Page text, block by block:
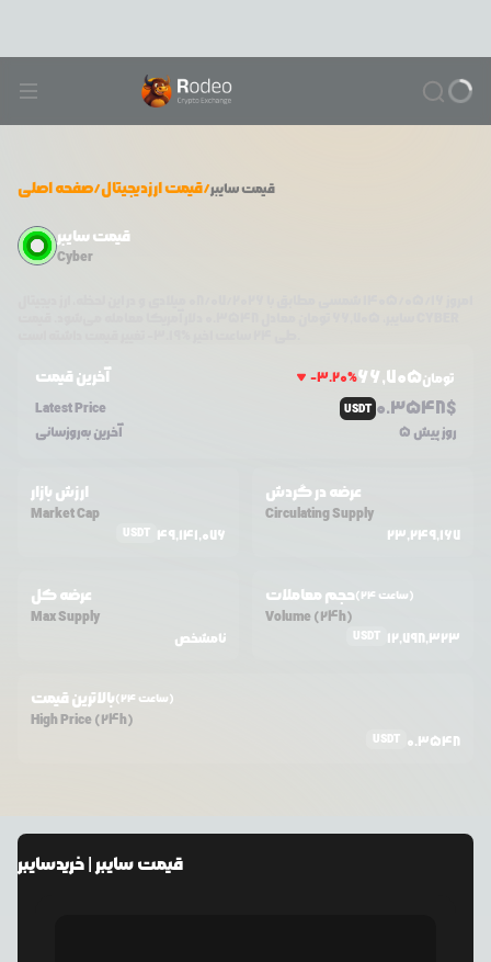
صفحه اصلی/قیمت ارزدیجیتال/ قیمتسایبر
قیمت سایبر
Cyber
آخرین قیمت -3.20%66,705تومان
Latest Price
USDT 0.3548$
آخرین به‌روزسانی 5 روز پیش
ارزش بازار
Market Cap
USDT 49,141,076
عرضه در گردش
Circulating Supply
23,249,167
عرضه کل
Max Supply
نامشخص
حجم معاملات (24 ساعت)
Volume (24h)
USDT 12,798,323
بالاترین قیمت (24 ساعت)
High Price (24h)
USDT 0.3548
قیمتسایبر | خریدسایبر